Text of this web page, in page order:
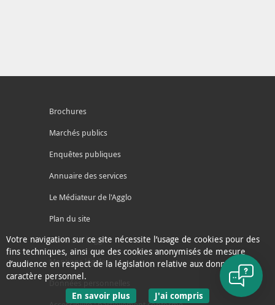
Votre navigation sur ce site nécessite l’usage de cookies pour des
fins techniques, ainsi que des cookies anonymisés de mesure
d’audience en respect de la législation relative aux données à
caractère personnel.
En savoir plussur les données personnelles
J'ai compris
Brochures
Marchés publics
Enquêtes publiques
Annuaire des services
Le Médiateur de l'Agglo
Plan du site
Contacter l'agglo
Mentions légales